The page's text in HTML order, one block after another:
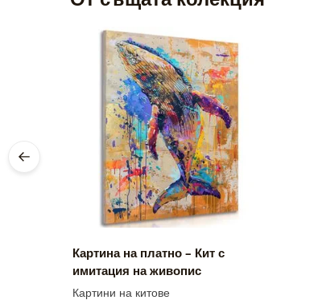
Картина на платно – Кит с
имитация на живопис
Картини на китове